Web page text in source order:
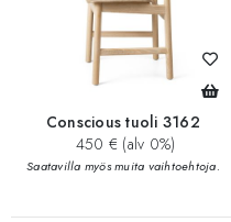
Conscious tuoli 3162
450 € (alv 0%)
Saatavilla myös muita vaihtoehtoja.